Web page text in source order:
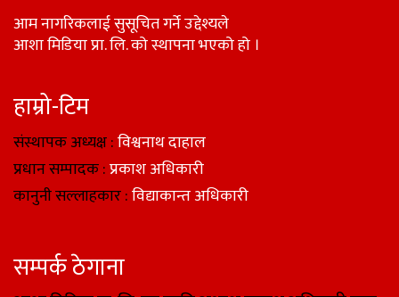
आम नागरिकलाई सुसूचित गर्ने उद्देश्यले
आशा मिडिया प्रा. लि. को स्थापना भएको हो ।
हाम्रो-टिम
संस्थापक अध्यक्ष :विश्वनाथ दाहाल
प्रधान सम्पादक :प्रकाश अधिकारी
कानुनी सल्लाहकार :विद्याकान्त अधिकारी
सम्पर्क ठेगाना